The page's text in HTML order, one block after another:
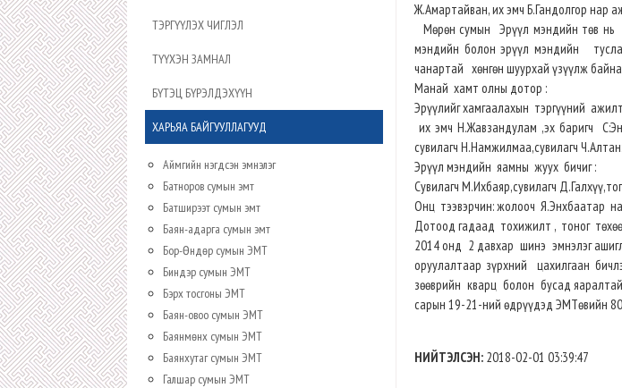
ТЭРГҮҮЛЭХ ЧИГЛЭЛ
ТҮҮХЭН ЗАМНАЛ
БҮТЭЦ БҮРЭЛДЭХҮҮН
ХАРЬЯА БАЙГУУЛЛАГУУД
Аймгийн нэгдсэн эмнэлэг
Батноров сумын эмт
Батширээт сумын эмт
Баян-адарга сумын эмт
Бор-Өндөр сумын ЭМТ
Биндэр сумын ЭМТ
Бэрх тосгоны ЭМТ
Баян-овоо сумын ЭМТ
Баянмөнх сумын ЭМТ
Баянхутаг сумын ЭМТ
Галшар сумын ЭМТ
Ж.Амартайван, их эмч Б.Гандолгор нар
Мөрөн сумын Эрүүл мэндийн төв нь
мэндийн болон эрүүл мэндийн
чанартай хөнгөн шуурхай үзүүлж
Манай хамт олны дотор :
Эрүүлийг хамгаалахын тэргүүний
их эмч Н.Жавзандулам ,эх баригч
сувилагч Н.Намжилмаа,сувилагч
Эрүүл мэндийн яамны жуух бичиг :
Сувилагч М.Ихбаяр,сувилагч
Онц тээвэрчин: жолооч Я.Энхбаатар
Дотоод гадаад тохижилт , тоног
2014 онд 2 давхар шинэ эмнэлэг
оруулалтаар зүрхний цахилгаан
зөөврийн кварц болон бусад
сарын 19-21-ний өдрүүдэд ЭМТөвийн
НИЙТЭЛСЭН: 2018-02-01 03:39:47